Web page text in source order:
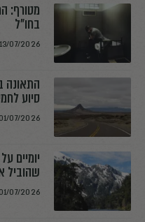
מטורף:
בחו"ל
13/07/2026
סיוע
01/07/2026
יומיים
שהוביל
01/07/2026